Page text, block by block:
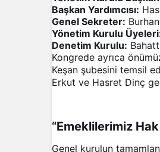
Başkan Yardımcısı:
Genel Sekreter:
Yönetim Kurulu
Denetim Kurulu:
Kongrede ayrıca
Keşan şubesini temsil
Erkut ve Hasret Dinç
“Emeklilerimiz
Genel kurulun